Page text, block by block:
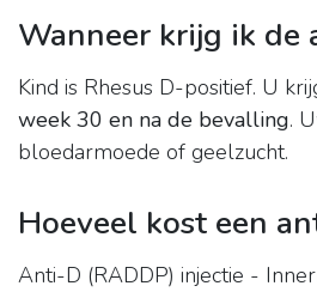
Wanneer krijg ik de
Kind is Rhesus D-positief. U
week 30 en na de bevalling.
bloedarmoede of geelzucht.
Hoeveel kost een
Anti-D (RADDP) injectie -